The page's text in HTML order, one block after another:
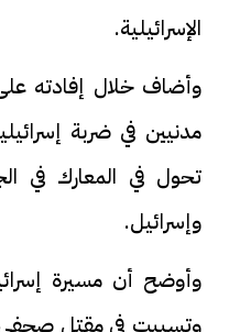
الإسرائيلية.
مدنيين في ضربة
تحول في المعارك في
وإسرائيل.
وأوضح أن مسيرة